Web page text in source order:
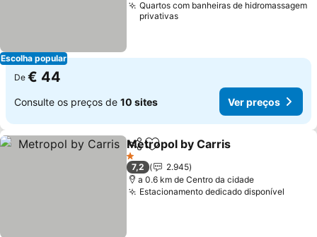
Escolha popular
Quartos com banheiras de hidromassagem
privativas
De € 44
Consulte os preços de 10 sites Ver preços
PartilharAdicionar aos favoritos
Metropol by Carris
1 Estrelas
7,2
2.945
a 0.6 km de Centro da cidade
Estacionamento dedicado disponível